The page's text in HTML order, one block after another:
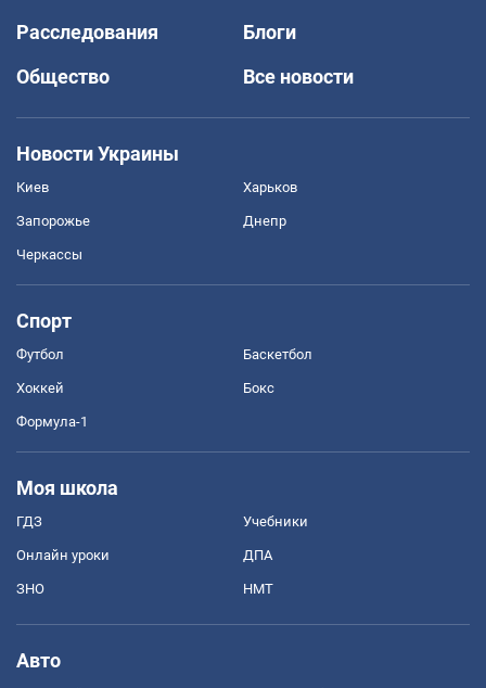
Расследования
Блоги
Общество
Все новости
Новости Украины
Киев Харьков
Запорожье Днепр
Черкассы
Спорт
Футбол Баскетбол
Хоккей Бокс
Формула-1
Моя школа
ГДЗ Учебники
Онлайн уроки ДПА
ЗНО НМТ
Авто